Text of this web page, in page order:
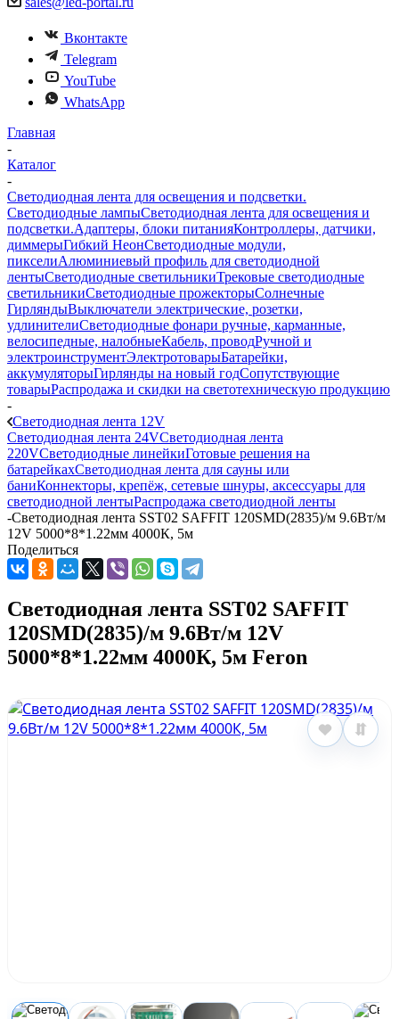
Вконтакте
Telegram
YouTube
WhatsApp
Главная
-
Каталог
-
Светодиодная лента для освещения и подсветки.
Светодиодные лампыСветодиодная лента для освещения и
подсветки.Адаптеры, блоки питанияКонтроллеры, датчики,
диммерыГибкий НеонСветодиодные модули,
пикселиАлюминиевый профиль для светодиодной
лентыСветодиодные светильникиТрековые светодиодные
светильникиСветодиодные прожекторыСолнечные
ГирляндыВыключатели электрические, розетки,
удлинителиСветодиодные фонари ручные, карманные,
велосипедные, налобныеКабель, проводРучной и
электроинструментЭлектротоварыБатарейки,
аккумуляторыГирлянды на новый годСопутствующие
товарыРаспродажа и скидки на светотехническую продукцию
-
Светодиодная лента 12V
Светодиодная лента 24VСветодиодная лента
220VСветодиодные линейкиГотовые решения на
батарейкахСветодиодная лента для сауны или
баниКоннекторы, крепёж, сетевые шнуры, аксессуары для
светодиодной лентыРаспродажа светодиодной ленты
-Светодиодная лента SST02 SAFFIT 120SMD(2835)/м 9.6Вт/м
12V 5000*8*1.22мм 4000К, 5м
Поделиться
Светодиодная лента SST02 SAFFIT
120SMD(2835)/м 9.6Вт/м 12V
5000*8*1.22мм 4000К, 5м Feron